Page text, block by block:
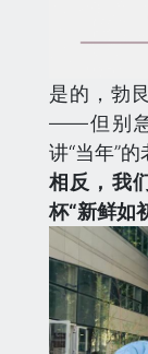
是的，勃
——但别
讲“当年”的
相反，我
杯“新鲜如